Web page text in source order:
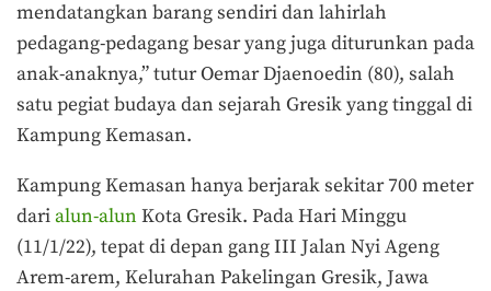
mendatangkan barang sendiri dan lahirlah
pedagang-pedagang besar yang juga diturunkan pada
anak-anaknya,” tutur Oemar Djaenoedin (80), salah
satu pegiat budaya dan sejarah Gresik yang tinggal di
Kampung Kemasan.
Kampung Kemasan hanya berjarak sekitar 700 meter
darialun-alun Kota Gresik. Pada Hari Minggu
(11/1/22), tepat di depan gang III Jalan Nyi Ageng
Arem-arem, Kelurahan Pakelingan Gresik, Jawa